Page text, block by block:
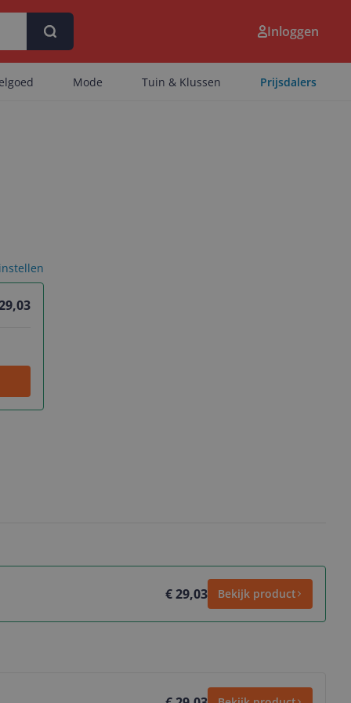
Inloggen
Mode Tuin & Klussen Prijsdalers
€ 29,03 Bekijk product